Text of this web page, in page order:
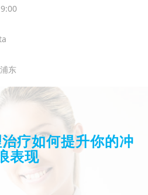
浦东
疗如何提升你的冲
表现